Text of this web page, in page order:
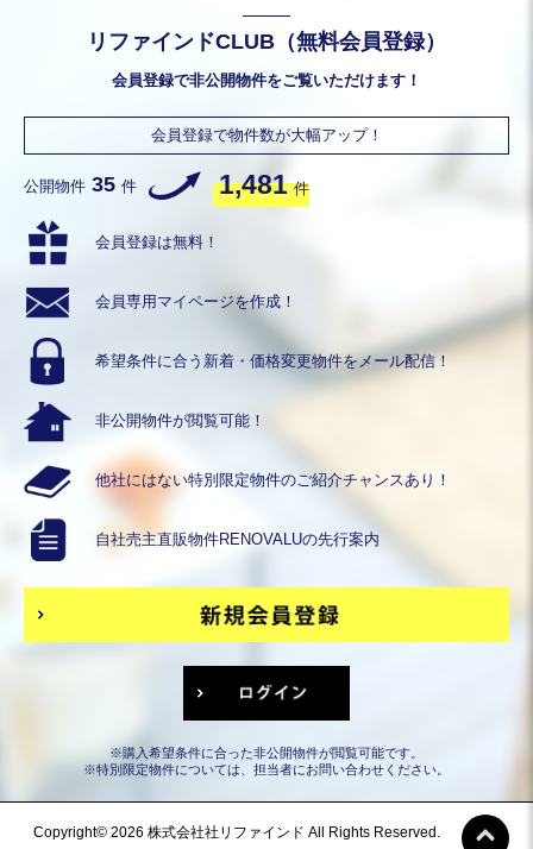
リファインドCLUB（無料会員登録）
会員登録で非公開物件をご覧いただけます！
会員登録で物件数が大幅アップ！
公開物件 35 件 1,481 件
会員登録は無料！
会員専用マイページを作成！
希望条件に合う 新着・価格変更物件をメール配信！
非公開物件が閲覧可能！
他社にはない特別限定物件の ご紹介チャンスあり！
自社売主直販物件RENOVALUの先行案内
※購入希望条件に合った非公開物件が閲覧可能です。
※特別限定物件については、担当者にお問い合わせください。
Copyright© 2026 株式会社社リファインド All Rights Reserved.